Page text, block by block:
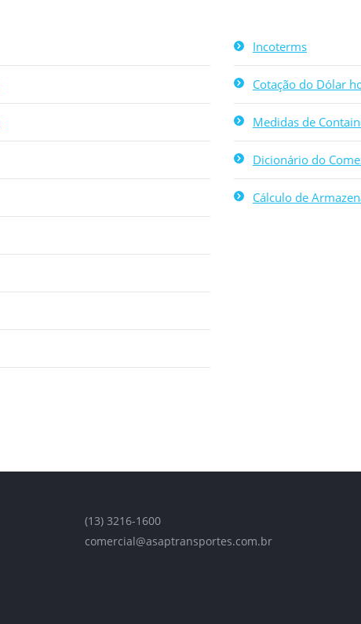
Incoterms
Cotação do Dólar
Medidas de
Dicionário do
Cálculo de
(13) 3216-1600
comercial@asaptransportes.com.br